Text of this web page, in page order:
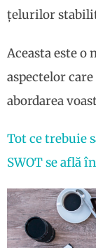
țelurilor
Aceasta este
aspectelor
abordarea
Tot ce trebuie
SWOT se află